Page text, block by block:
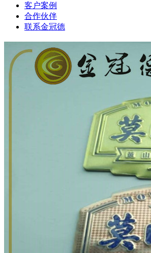
客户案例
合作伙伴
联系金冠德